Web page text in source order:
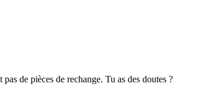
de pièces de rechange. Tu as des doutes ?